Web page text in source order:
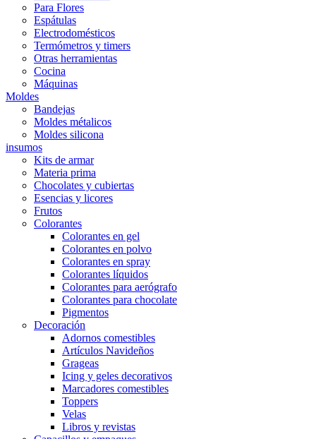
Para Flores
Espátulas
Electrodomésticos
Termómetros y timers
Otras herramientas
Cocina
Máquinas
Moldes
Bandejas
Moldes métalicos
Moldes silicona
insumos
Kits de armar
Materia prima
Chocolates y cubiertas
Esencias y licores
Frutos
Colorantes
Colorantes en gel
Colorantes en polvo
Colorantes en spray
Colorantes líquidos
Colorantes para aerógrafo
Colorantes para chocolate
Pigmentos
Decoración
Adornos comestibles
Artículos Navideños
Grageas
Icing y geles decorativos
Marcadores comestibles
Toppers
Velas
Libros y revistas